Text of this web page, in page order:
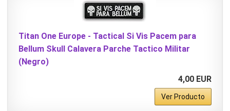
Titan One Europe - Tactical Si Vis Pacem para
Bellum Skull Calavera Parche Tactico Militar
(Negro)
4,00 EUR
Ver Producto